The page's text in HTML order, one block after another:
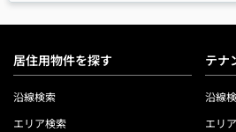
居住用物件を探す
沿線検索
エリア検索
テナ
沿線
エリ